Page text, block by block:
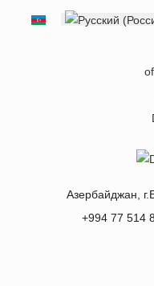
Выберите язык
Азербайджан , г.
+994 77 514